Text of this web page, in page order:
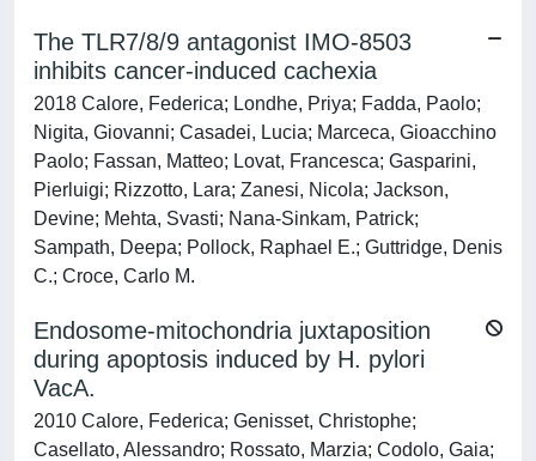
The TLR7/8/9 antagonist IMO-8503
inhibits cancer-induced cachexia
2018 Calore, Federica; Londhe, Priya; Fadda, Paolo;
Nigita, Giovanni; Casadei, Lucia; Marceca, Gioacchino
Paolo; Fassan, Matteo; Lovat, Francesca; Gasparini,
Pierluigi; Rizzotto, Lara; Zanesi, Nicola; Jackson,
Devine; Mehta, Svasti; Nana-Sinkam, Patrick;
Sampath, Deepa; Pollock, Raphael E.; Guttridge, Denis
C.; Croce, Carlo M.
Endosome-mitochondria juxtaposition
during apoptosis induced by H. pylori
VacA.
2010 Calore, Federica; Genisset, Christophe;
Casellato, Alessandro; Rossato, Marzia; Codolo, Gaia;